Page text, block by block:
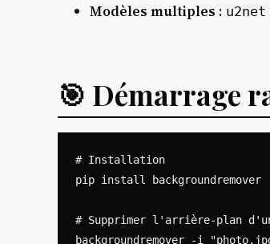
Modèles multiples : u2net
🎯 Démarrage
# Installation
pip install backgroundremover
# Supprimer l'arrière-plan
backgroundremover -i